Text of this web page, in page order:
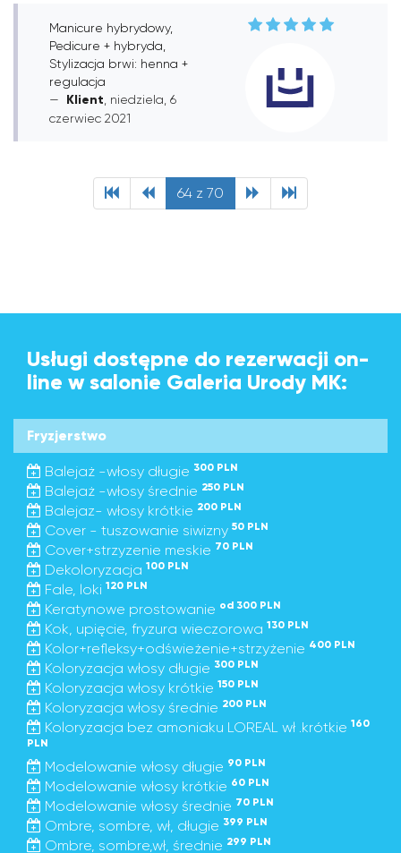
Manicure hybrydowy,
Pedicure + hybryda,
Stylizacja brwi: henna +
regulacja
Klient , niedziela, 6
czerwiec 2021
64 z 70
Usługi dostępne do rezerwacji on-
line w salonie Galeria Urody MK:
Fryzjerstwo
Balejaż -włosy długie 300 PLN
Balejaż -włosy średnie 250 PLN
Balejaz- włosy krótkie 200 PLN
Cover - tuszowanie siwizny 50 PLN
Cover+strzyzenie meskie 70 PLN
Dekoloryzacja 100 PLN
Fale, loki 120 PLN
Keratynowe prostowanie od 300 PLN
Kok, upięcie, fryzura wieczorowa 130 PLN
Kolor+refleksy+odświeżenie+strzyżenie 400 PLN
Koloryzacja włosy długie 300 PLN
Koloryzacja włosy krótkie 150 PLN
Koloryzacja włosy średnie 200 PLN
Koloryzacja bez amoniaku LOREAL wł .krótkie 160
PLN
Modelowanie włosy długie 90 PLN
Modelowanie włosy krótkie 60 PLN
Modelowanie włosy średnie 70 PLN
Ombre, sombre, wł, długie 399 PLN
Ombre, sombre,wł, średnie 299 PLN